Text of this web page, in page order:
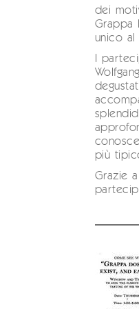
dei
Grappa
unico
I
più
Grazie